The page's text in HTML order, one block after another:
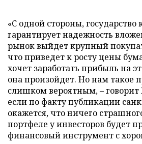
«С одной стороны, государство
гарантирует надежность
рынок выйдет крупный
что приведет к росту цены
хочет заработать прибыль на
она произойдет. Но нам такое
слишком вероятным, – говорит
если по факту публикации
окажется, что ничего
портфеле у инвесторов будет
финансовый инструмент с